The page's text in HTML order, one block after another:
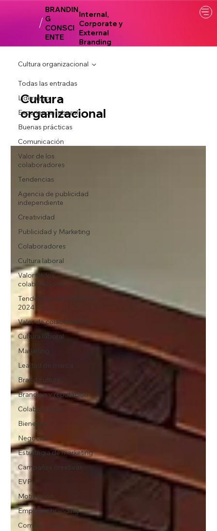
BRANDIN
G
CONSCI
ENTE
Internal,
Corporate y
External
Branding
Todas las entradas
Liderazgo
Experiencia laboral
Buenas prácticas
Comunicación
Valor de los
colaboradores
Tendencias
Agencia de publicidad
independiente
Creatividad
Publicidad y Marketing
Colaboradores
Cultura laboral
Valor de los
colaboradores
Tendencias de consumo
2024
Valor de colaboradores
Cultura laboral
Marketing
Lealtad de marca
Brand culture
Branding y reputación
Colaboradores
Bienestar
Negocios
Estrategia de marketing
Campañas creativas
EVP
Motivación
Employer branding
Comunicación
Cultura organizacional
Cultura
organizacional